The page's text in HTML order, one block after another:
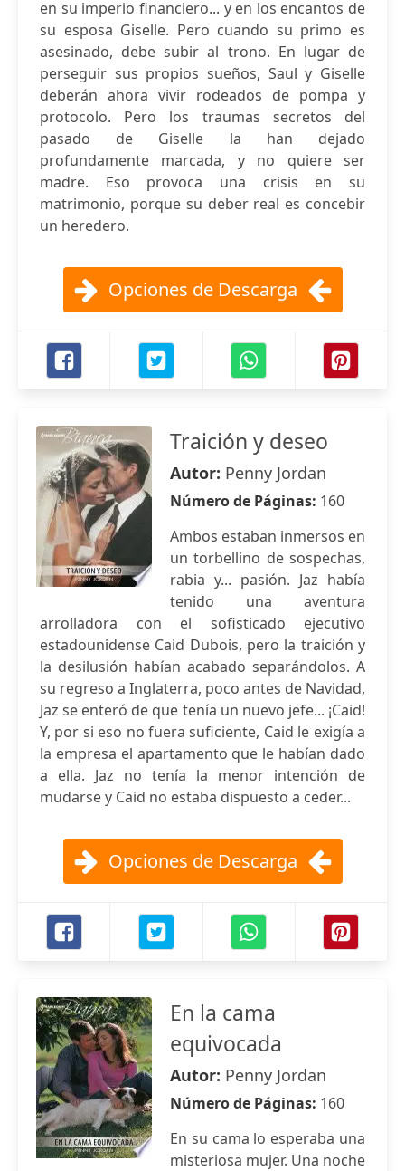
en su imperio financiero... y en los encantos de
su esposa Giselle. Pero cuando su primo es
asesinado, debe subir al trono. En lugar de
perseguir sus propios sueños, Saul y Giselle
deberán ahora vivir rodeados de pompa y
protocolo. Pero los traumas secretos del
pasado de Giselle la han dejado
profundamente marcada, y no quiere ser
madre. Eso provoca una crisis en su
matrimonio, porque su deber real es concebir
un heredero.
Opciones de Descarga
Traición y deseo
Autor: Penny Jordan
Número de Páginas: 160
Ambos estaban inmersos en
un torbellino de sospechas,
rabia y... pasión. Jaz había
tenido una aventura
arrolladora con el sofisticado ejecutivo
estadounidense Caid Dubois, pero la traición y
la desilusión habían acabado separándolos. A
su regreso a Inglaterra, poco antes de Navidad,
Jaz se enteró de que tenía un nuevo jefe... ¡Caid!
Y, por si eso no fuera suficiente, Caid le exigía a
la empresa el apartamento que le habían dado
a ella. Jaz no tenía la menor intención de
mudarse y Caid no estaba dispuesto a ceder...
Opciones de Descarga
En la cama
equivocada
Autor: Penny Jordan
Número de Páginas: 160
En su cama lo esperaba una
misteriosa mujer. Una noche